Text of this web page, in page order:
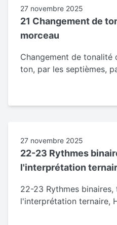
27 novembre 2025
21 Changement de
morceau
Changement de tonalité
ton, par les septièmes,
27 novembre 2025
22-23 Rythmes
l'interprétation
22-23 Rythmes binaires,
l'interprétation ternaire,